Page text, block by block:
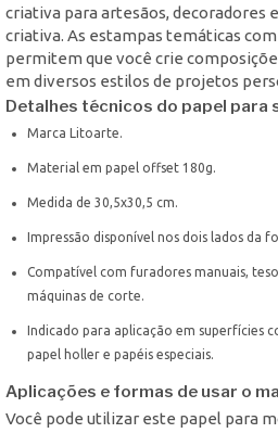
criativa para artesãos, decoradores
criativa. As estampas temáticas
permitem que você crie
em diversos estilos de projetos
Detalhes técnicos do papel para
Marca Litoarte.
Material em papel offset 180g.
Medida de 30,5x30,5 cm.
Impressão disponível nos dois lados da
Compatível com furadores manuais,
máquinas de corte.
Indicado para aplicação em superfícies
papel holler e papéis especiais.
Aplicações e formas de usar o
Você pode utilizar este papel para